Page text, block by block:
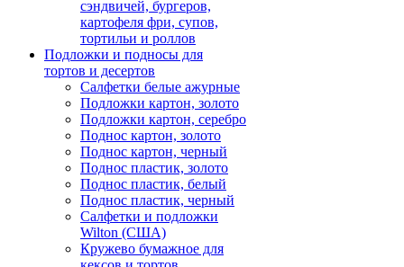
сэндвичей, бургеров,
картофеля фри, супов,
тортильи и роллов
Подложки и подносы для
тортов и десертов
Салфетки белые ажурные
Подложки картон, золото
Подложки картон, серебро
Поднос картон, золото
Поднос картон, черный
Поднос пластик, золото
Поднос пластик, белый
Поднос пластик, черный
Салфетки и подложки
Wilton (США)
Кружево бумажное для